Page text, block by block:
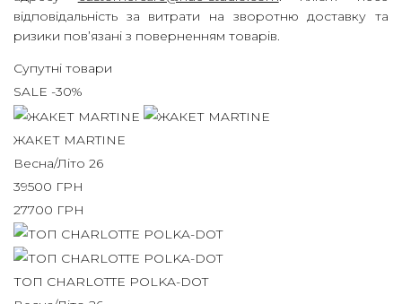
відповідальність за витрати на зворотню доставку та
ризики пов’язані з поверненням товарів.
Супутні товари
SALE -30%
ЖАКЕТ MARTINE
Весна/Літо 26
39500 ГРН
27700 ГРН
ТОП CHARLOTTE POLKA-DOT